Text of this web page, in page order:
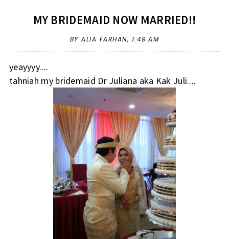
MY BRIDEMAID NOW MARRIED!!
BY ALIA FARHAN, 1:49 AM
yeayyyy....
tahniah my bridemaid Dr Juliana aka Kak Juli....